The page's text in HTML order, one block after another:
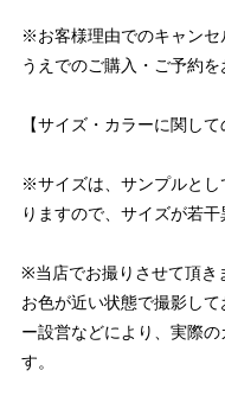
※お客様理由でのキャンセ
うえでのご購入・ご予約を
【サイズ・カラーに関して
※サイズは、サンプルとし
りますので、サイズが若干
※当店でお撮りさせて頂き
お色が近い状態で撮影し
ー設営などにより、実際
す。